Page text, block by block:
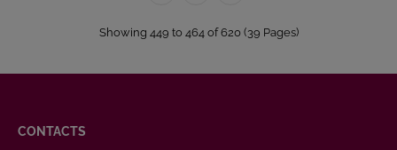
Showing 449 to 464 of 620 (39 Pages)
CONTACTS